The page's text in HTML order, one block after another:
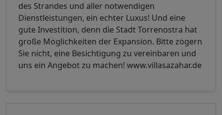
des Strandes und aller notwendigen
Dienstleistungen, ein echter Luxus! Und eine
gute Investition, denn die Stadt Torrenostra hat
große Möglichkeiten der Expansion. Bitte zögern
Sie nicht, eine Besichtigung zu vereinbaren und
uns ein Angebot zu machen! www.villasazahar.de